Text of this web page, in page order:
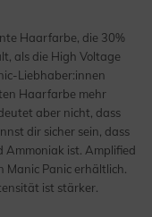
Haarfarbe, die 30%
als die High Voltage
Liebhaber:innen
Haarfarbe mehr
aber nicht, dass
dir sicher sein, dass
Ammoniak ist. Amplified
Panic erhältlich.
ist stärker.